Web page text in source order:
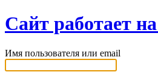
Сайт работает
Имя пользователя или email